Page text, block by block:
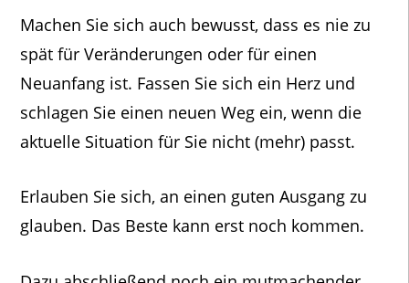
Machen Sie sich auch bewusst, dass es nie zu
spät für Veränderungen oder für einen
Neuanfang ist. Fassen Sie sich ein Herz und
schlagen Sie einen neuen Weg ein, wenn die
aktuelle Situation für Sie nicht (mehr) passt.
Erlauben Sie sich, an einen guten Ausgang zu
glauben. Das Beste kann erst noch kommen.